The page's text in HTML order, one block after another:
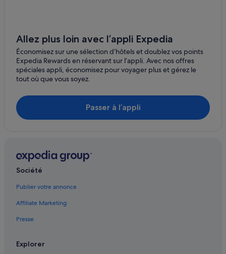
Chicago : Appart’hôtels
Chicago Architecture Foundation : hôtels à proximité
Chicago : Auberges de jeunesse
Chicago : Bateaux de croisière
Chicago : Chambres d’hôtes
Chicago : hôtels Hôtels avec parking
Chicago : hôtels Hôtels avec piscine
Chicago : hôtels Hôtels avec suites
Chicago : hôtels Hôtels LGBTQIA+ friendly
Allez plus loin avec l’appli Expedia
Économisez sur une sélection d’hôtels et doublez vos points
Expedia Rewards en réservant sur l’appli. Avec nos offres
spéciales appli, économisez pour voyager plus et gérez le
tout où que vous soyez.
Passer à l’appli
Société
Publier votre annonce
Affiliate Marketing
Presse
Explorer